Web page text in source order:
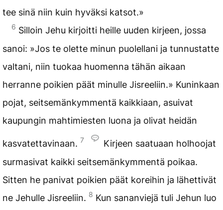
tee sinä niin kuin hyväksi katsot.»
6 Silloin Jehu kirjoitti heille uuden kirjeen, jossa
sanoi: »Jos te olette minun puolellani ja tunnustatte
valtani, niin tuokaa huomenna tähän aikaan
herranne poikien päät minulle Jisreeliin.» Kuninkaan
pojat, seitsemänkymmentä kaikkiaan, asuivat
kaupungin mahtimiesten luona ja olivat heidän
kasvatettavinaan. 7
Kirjeen saatuaan holhoojat
surmasivat kaikki seitsemänkymmentä poikaa.
Sitten he panivat poikien päät koreihin ja lähettivät
ne Jehulle Jisreeliin. 8 Kun sananviejä tuli Jehun luo